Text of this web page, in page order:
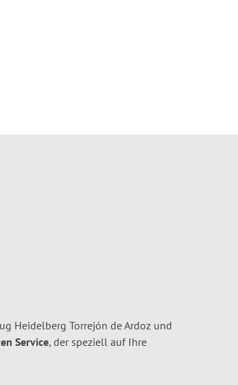
Heidelberg Torrejón de Ardoz und
Service, der speziell auf Ihre